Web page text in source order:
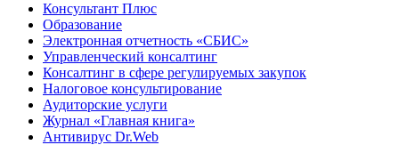
Консультант Плюс
Образование
Электронная отчетность «СБИС»
Управленческий консалтинг
Консалтинг в сфере регулируемых закупок
Налоговое консультирование
Аудиторские услуги
Журнал «Главная книга»
Антивирус Dr.Web